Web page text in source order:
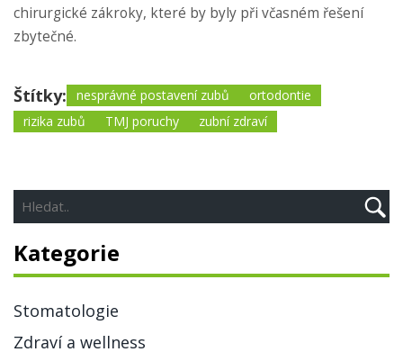
chirurgické zákroky, které by byly při včasném řešení
zbytečné.
Štítky: nesprávné postavení zubů
ortodontie
rizika zubů
TMJ poruchy zubní zdraví
Kategorie
Stomatologie
Zdraví a wellness